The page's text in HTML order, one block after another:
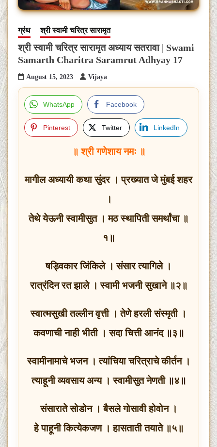
ग्रंथ श्री स्वामी चरित्र सारामृत
श्री स्वामी चरित्र सारामृत अध्याय सतरावा | Swami
Samarth Charitra Saramrut Adhyay 17
August 15, 2023 Vijaya
WhatsApp Facebook
Pinterest Twitter LinkedIn
॥ श्री गणेशाय नमः ॥
मागील अध्यायी कथा सुंदर । प्रख्यात जे मुंबई शहर
।
तेथे येऊनी स्वामीसुत । मठ स्थापिती समर्थांचा ॥
१॥
षड्विकार जिंकिले । संसार त्यागिले ।
रात्रंदिन रत झाले । स्वामी भजनी सुखाने ॥२॥
स्वात्मसुखी तल्लीन वृत्ती । तेणे हरली संस्मृती ।
कवणाची नाही भीती । सदा चित्ती आनंद ॥३॥
स्वामीनामाचे भजन । त्यांचिया चरित्राचे कीर्तन ।
त्याहूनी व्यवसाय अन्य । स्वामीसुत नेणती ॥४॥
संसाराते सोडोन । बैसले गोसावी होवोन ।
हे पाहूनी कित्येकजण । हासताती तयाते ॥५॥